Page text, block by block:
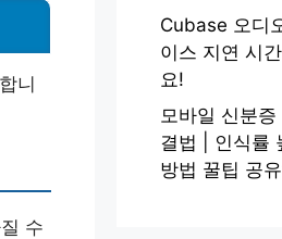
니
수
Cubase 오디
이스 지연 시
요!
모바일 신분
결법 | 인식률
방법 꿀팁 공